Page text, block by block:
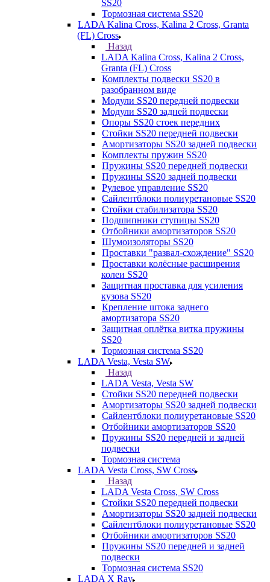
SS20
Тормозная система SS20
LADA Kalina Cross, Kalina 2 Cross, Granta
(FL) Cross
Назад
LADA Kalina Cross, Kalina 2 Cross,
Granta (FL) Cross
Комплекты подвески SS20 в
разобранном виде
Модули SS20 передней подвески
Модули SS20 задней подвески
Опоры SS20 стоек передних
Стойки SS20 передней подвески
Амортизаторы SS20 задней подвески
Комплекты пружин SS20
Пружины SS20 передней подвески
Пружины SS20 задней подвески
Рулевое управление SS20
Сайлентблоки полиуретановые SS20
Стойки стабилизатора SS20
Подшипники ступицы SS20
Отбойники амортизаторов SS20
Шумоизоляторы SS20
Проставки "развал-схождение" SS20
Проставки колёсные расширения
колеи SS20
Защитная проставка для усиления
кузова SS20
Крепление штока заднего
амортизатора SS20
Защитная оплётка витка пружины
SS20
Тормозная система SS20
LADA Vesta, Vesta SW
Назад
LADA Vesta, Vesta SW
Стойки SS20 передней подвески
Амортизаторы SS20 задней подвески
Сайлентблоки полиуретановые SS20
Отбойники амортизаторов SS20
Пружины SS20 передней и задней
подвески
Тормозная система
LADA Vesta Cross, SW Cross
Назад
LADA Vesta Cross, SW Cross
Стойки SS20 передней подвески
Амортизаторы SS20 задней подвески
Сайлентблоки полиуретановые SS20
Отбойники амортизаторов SS20
Пружины SS20 передней и задней
подвески
Тормозная система SS20
LADA X Ray